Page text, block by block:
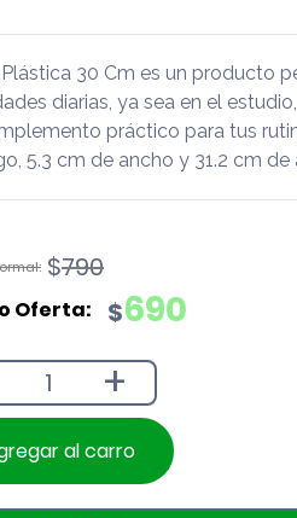
Plástica 30 Cm es un producto
diarias, ya sea en el
práctico para tus
5.3 cm de ancho y 31.2 cm de
$790
$690
+
al carro